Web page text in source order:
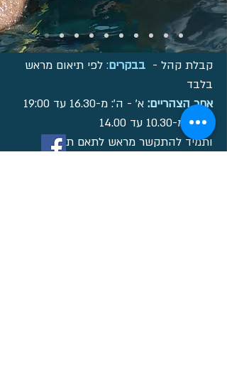
קבלת קהל - בבקרים: לפי תיאום מראש
בלבד
אחר הצהריים: א' - ה': מ-16.30 עד 19:00
יום ו': מ-10.30 עד 14.00
ותמיד להתקשר מראש לתאם תור.